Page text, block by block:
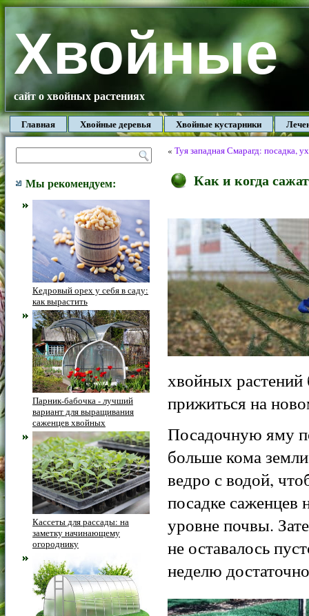
Хвойные
сайт о хвойных растениях
Главная Хвойные деревья Хвойные кустарники
Мы рекомендуем:
Кедровый орех у себя в саду:
как вырастить
Парник-бабочка - лучший
вариант для выращивания
саженцев хвойных
Кассеты для рассады: на
заметку начинающему
огороднику
« Туя западная Смарагд: посадка,
Как и когда
хвойных растений
прижиться на
Посадочную яму
больше кома
ведро с водой,
посадке саженцев
уровне почвы.
не оставалось
неделю